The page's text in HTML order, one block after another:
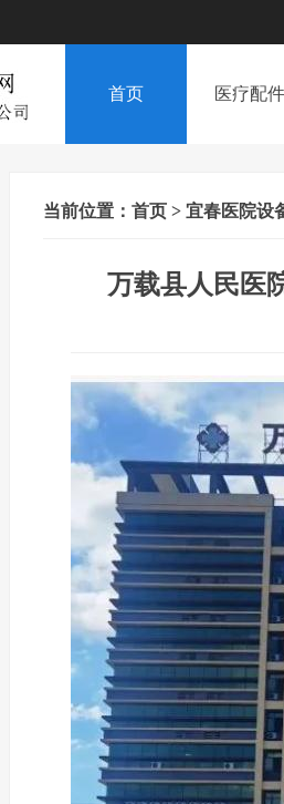
首页 医疗配件
当前位置： 首页 > 宜春医院设
万载县人民医